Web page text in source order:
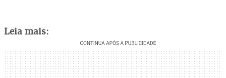
Leia mais: